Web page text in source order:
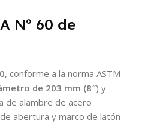
Nº 60 de
, conforme a la norma ASTM
de 203 mm (8″) y
de alambre de acero
abertura y marco de latón